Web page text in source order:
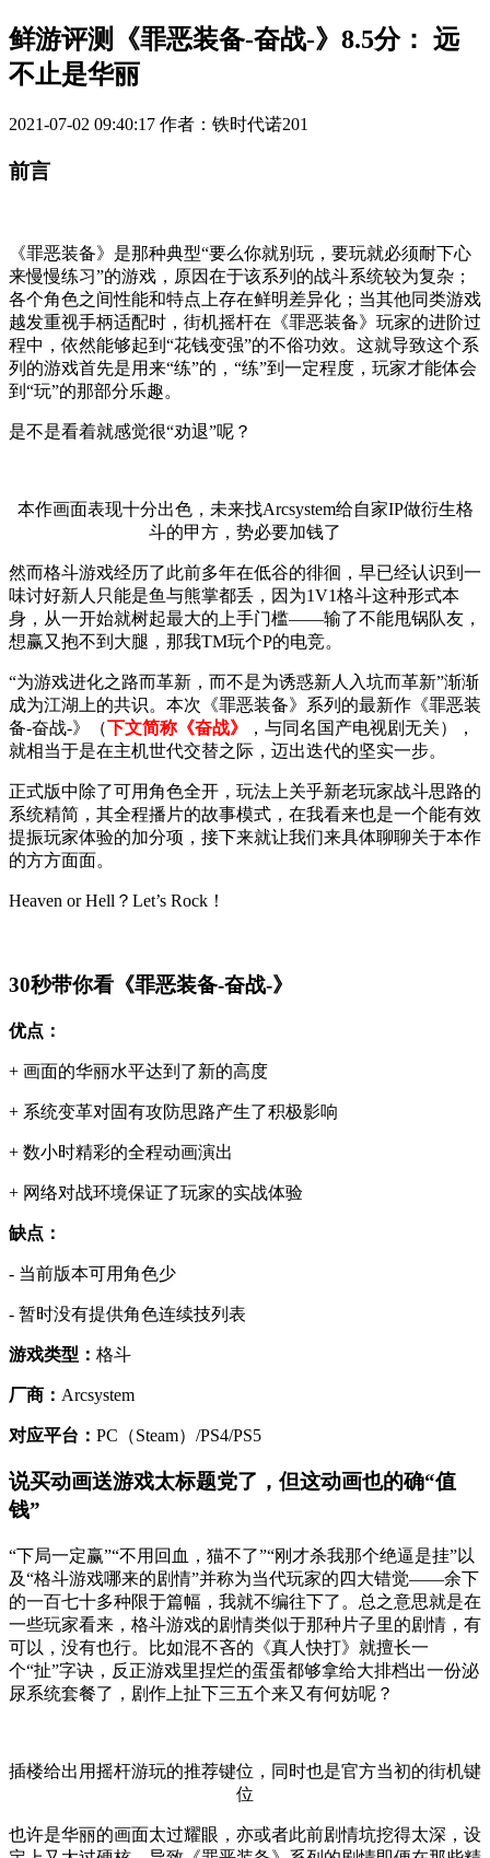
鲜游评测《罪恶装备-奋战-》8.5分： 远
不止是华丽
2021-07-02 09:40:17 作者：铁时代诺201
前言
《罪恶装备》是那种典型“要么你就别玩，要玩就必须耐下心
来慢慢练习”的游戏，原因在于该系列的战斗系统较为复杂；
各个角色之间性能和特点上存在鲜明差异化；当其他同类游戏
越发重视手柄适配时，街机摇杆在《罪恶装备》玩家的进阶过
程中，依然能够起到“花钱变强”的不俗功效。这就导致这个系
列的游戏首先是用来“练”的，“练”到一定程度，玩家才能体会
到“玩”的那部分乐趣。
是不是看着就感觉很“劝退”呢？
本作画面表现十分出色，未来找Arcsystem给自家IP做衍生格
斗的甲方，势必要加钱了
然而格斗游戏经历了此前多年在低谷的徘徊，早已经认识到一
味讨好新人只能是鱼与熊掌都丢，因为1V1格斗这种形式本
身，从一开始就树起最大的上手门槛——输了不能甩锅队友，
想赢又抱不到大腿，那我TM玩个P的电竞。
“为游戏进化之路而革新，而不是为诱惑新人入坑而革新”渐渐
成为江湖上的共识。本次《罪恶装备》系列的最新作《罪恶装
备-奋战-》（下文简称《奋战》
，与同名国产电视剧无关），
就相当于是在主机世代交替之际，迈出迭代的坚实一步。
正式版中除了可用角色全开，玩法上关乎新老玩家战斗思路的
系统精简，其全程播片的故事模式，在我看来也是一个能有效
提振玩家体验的加分项，接下来就让我们来具体聊聊关于本作
的方方面面。
Heaven or Hell？Let’s Rock！
30秒带你看《罪恶装备-奋战-》
优点：
+ 画面的华丽水平达到了新的高度
+ 系统变革对固有攻防思路产生了积极影响
+ 数小时精彩的全程动画演出
+ 网络对战环境保证了玩家的实战体验
缺点：
- 当前版本可用角色少
- 暂时没有提供角色连续技列表
游戏类型： 格斗
厂商： Arcsystem
对应平台： PC（Steam）/PS4/PS5
说买动画送游戏太标题党了，但这动画也的确“值
钱”
“下局一定赢”“不用回血，猫不了”“刚才杀我那个绝逼是挂”以
及“格斗游戏哪来的剧情”并称为当代玩家的四大错觉——余下
的一百七十多种限于篇幅，我就不编往下了。总之意思就是在
一些玩家看来，格斗游戏的剧情类似于那种片子里的剧情，有
可以，没有也行。比如混不吝的《真人快打》就擅长一
个“扯”字诀，反正游戏里捏烂的蛋蛋都够拿给大排档出一份泌
尿系统套餐了，剧作上扯下三五个来又有何妨呢？
插楼给出用摇杆游玩的推荐键位，同时也是官方当初的街机键
位
也许是华丽的画面太过耀眼，亦或者此前剧情坑挖得太深，设